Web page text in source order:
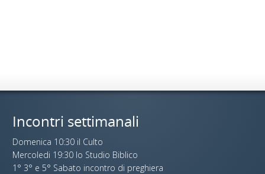
Incontri settimanali
Domenica 10:30 il Culto
Mercoledi 19:30 lo Studio Biblico
1° 3° e 5° Sabato incontro di preghiera